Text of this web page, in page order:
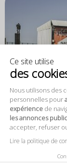
Ce site utilise
des
Nous utilisons des
personnelles pour
expérience de
les annonces
accepter, refuser
Lire la politique de